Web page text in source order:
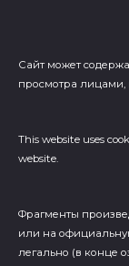
Сайт может
просмотра лицами,
This website uses
website.
Фрагменты
или на
легально (в конце